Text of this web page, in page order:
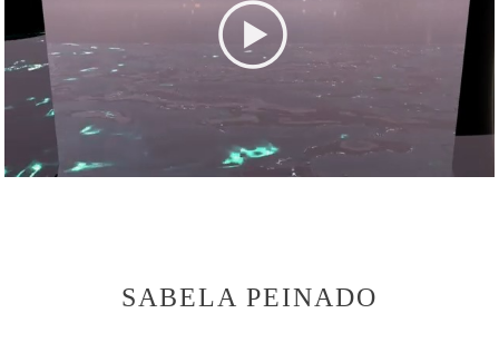
SABELA PEINADO